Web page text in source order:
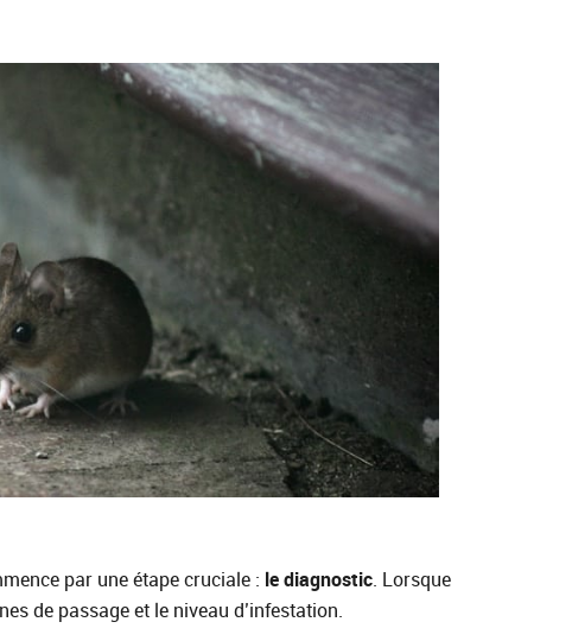
par une étape cruciale : le diagnostic. Lorsque
de passage et le niveau d’infestation.